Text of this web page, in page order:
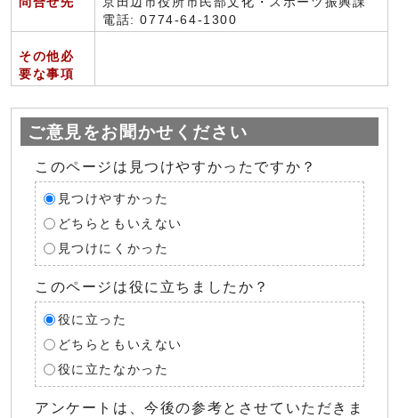
電話: 0774-64-1300
その他必
要な事項
ご意見をお聞かせください
このページは見つけやすかったですか？
見つけやすかった
どちらともいえない
見つけにくかった
このページは役に立ちましたか？
役に立った
どちらともいえない
役に立たなかった
アンケートは、今後の参考とさせていただきま